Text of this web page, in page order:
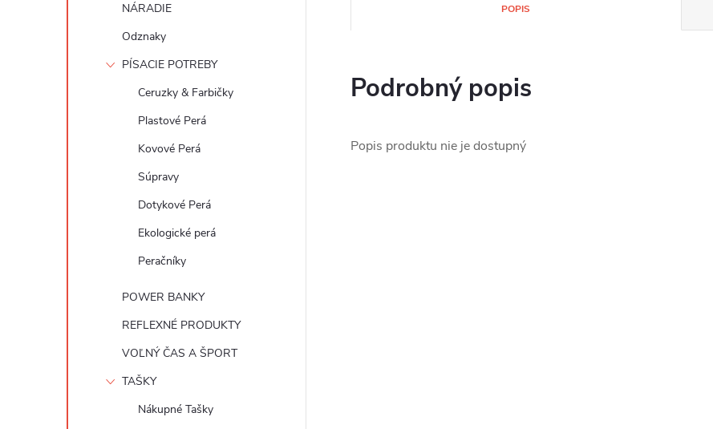
NÁRADIE
Odznaky
PÍSACIE POTREBY
Ceruzky & Farbičky
Plastové Perá
Kovové Perá
Súpravy
Dotykové Perá
Ekologické perá
Peračníky
POWER BANKY
REFLEXNÉ PRODUKTY
VOĽNÝ ČAS A ŠPORT
TAŠKY
Nákupné Tašky
POPIS
Podrobný popis
Popis produktu nie je dostupný